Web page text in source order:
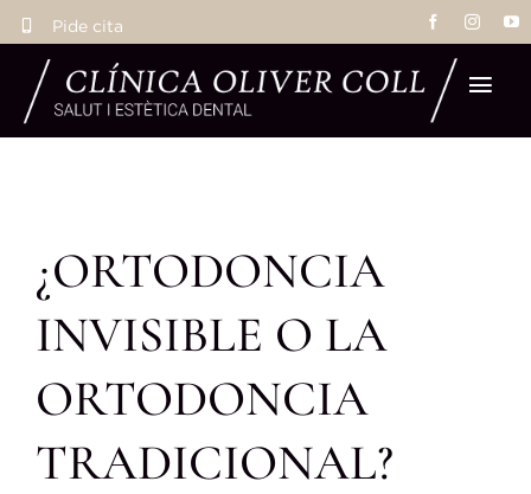
Saltar
contenido
Pide cita
¿ORTODONCIA
INVISIBLE O LA
ORTODONCIA
TRADICIONAL?